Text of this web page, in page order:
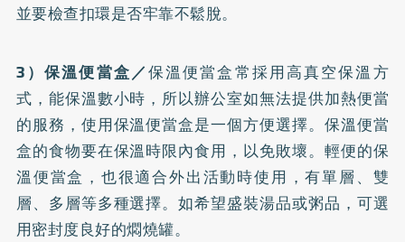
並要檢查扣環是否牢靠不鬆脫。
3）保溫便當盒／保溫便當盒常採用高真空保溫方
式，能保溫數小時，所以辦公室如無法提供加熱便當
的服務，使用保溫便當盒是一個方便選擇。保溫便當
盒的食物要在保溫時限內食用，以免敗壞。輕便的保
溫便當盒，也很適合外出活動時使用，有單層、雙
層、多層等多種選擇。如希望盛裝湯品或粥品，可選
用密封度良好的燜燒罐。